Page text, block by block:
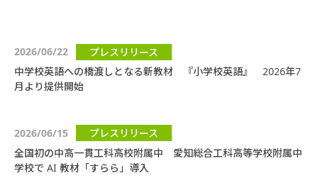
2026/06/22
プレスリリース
中学校英語への橋渡しとなる新教材 『小学校英語』 2026年7
月より提供開始
2026/06/15
プレスリリース
全国初の中高一貫工科高校附属中 愛知総合工科高等学校附属中
学校で AI 教材「すらら」導入